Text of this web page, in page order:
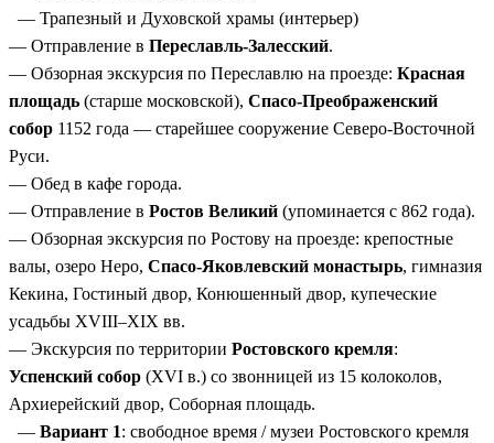
— Трапезный и Духовской храмы (интерьер)
— Отправление в Переславль-Залесский.
— Обзорная экскурсия по Переславлю на проезде: Красная
площадь (старше московской), Спасо-Преображенский
собор 1152 года — старейшее сооружение Северо-Восточной
Руси.
— Обед в кафе города.
— Отправление в Ростов Великий (упоминается с 862 года).
— Обзорная экскурсия по Ростову на проезде: крепостные
валы, озеро Неро, Спасо-Яковлевский монастырь, гимназия
Кекина, Гостиный двор, Конюшенный двор, купеческие
усадьбы XVIII–XIX вв.
— Экскурсия по территории Ростовского кремля:
Успенский собор (XVI в.) со звонницей из 15 колоколов,
Архиерейский двор, Соборная площадь.
— Вариант 1: свободное время / музеи Ростовского кремля